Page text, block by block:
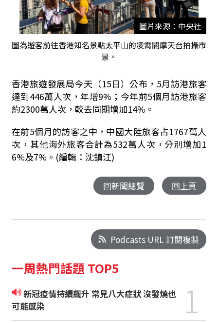
圖片來源：中央社
圖為遊客前往香港知名景點太平山的凌霄閣摩天台拍攝市
景。
香港旅遊發展局今天（15日）公布，5月訪港旅客
達到446萬人次，年增9%；今年前5個月訪港旅客
約2300萬人次，較去同期增加14%。
在前5個月的訪客之中，中國大陸旅客占1767萬人
次，其他海外旅客合計為532萬人次，分別增加1
6%及7%。(編輯：沈鎮江)
回新聞總覽 回上頁
Podcasts URL 訂閱複製
一周熱門話題 TOP5
新冠疫情持續飆升 常見八大症狀 沒發燒也
可能感染
1